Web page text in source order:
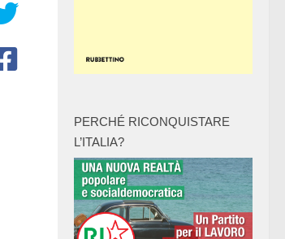
PERCHÉ RICONQUISTARE
L’ITALIA?